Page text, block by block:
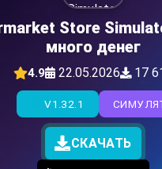
Store
много денег
4.9 22.05.2026 17
V1.32.1
СКАЧАТЬ